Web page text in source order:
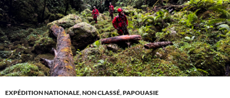
EXPÉDITION NATIONALE,NON CLASSÉ,PAPOUASIE